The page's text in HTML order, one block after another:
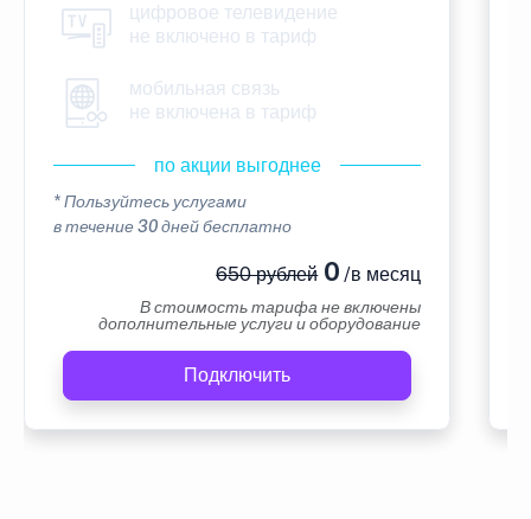
цифровое телевидение
не включено в тариф
мобильная связь
не включена в тариф
по акции выгоднее
* Пользуйтесь услугами
в течение 30 дней бесплатно
650 рублей0 /в месяц
В стоимость тарифа не включены
дополнительные услуги и оборудование
Подключить